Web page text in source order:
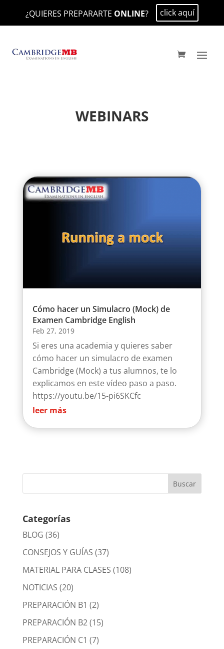
¿QUIERES PREPARARTE ONLINE? click aquí
WEBINARS
Cómo hacer un Simulacro (Mock) de
Examen Cambridge English
Feb 27, 2019
Si eres una academia y quieres saber
cómo hacer un simulacro de examen
Cambridge (Mock) a tus alumnos, te lo
explicamos en este vídeo paso a paso.
https://youtu.be/15-pi6SKCfc
leer más
Categorías
BLOG (36)
CONSEJOS Y GUÍAS (37)
MATERIAL PARA CLASES (108)
NOTICIAS (20)
PREPARACIÓN B1 (2)
PREPARACIÓN B2(15)
PREPARACIÓN C1 (7)